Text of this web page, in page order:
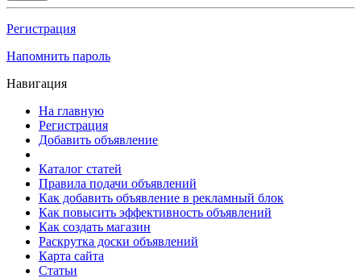
Регистрация
Напомнить пароль
Навигация
На главную
Регистрация
Добавить объявление
Каталог статей
Правила подачи объявлений
Как добавить объявление в рекламный блок
Как повысить эффективность объявлений
Как создать магазин
Раскрутка доски объявлений
Карта сайта
Статьи